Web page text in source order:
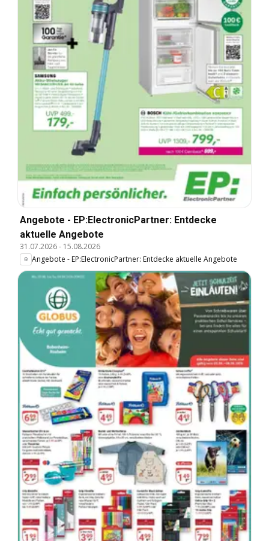
Angebote - EP:ElectronicPartner: Entdecke
aktuelle Angebote
31.07.2026- 15.08.2026
Angebote - EP:ElectronicPartner: Entdecke aktuelle Angebote